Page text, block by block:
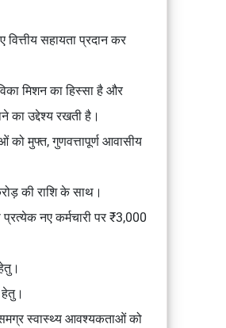
सहायता प्रदान कर
मिशन का हिस्सा है और
का उद्देश्य रखती है।
मुफ्त, गुणवत्तापूर्ण आवासीय
की राशि के साथ।
नए कर्मचारी पर ₹3,000
हेतु।
स्वास्थ्य आवश्यकताओं को